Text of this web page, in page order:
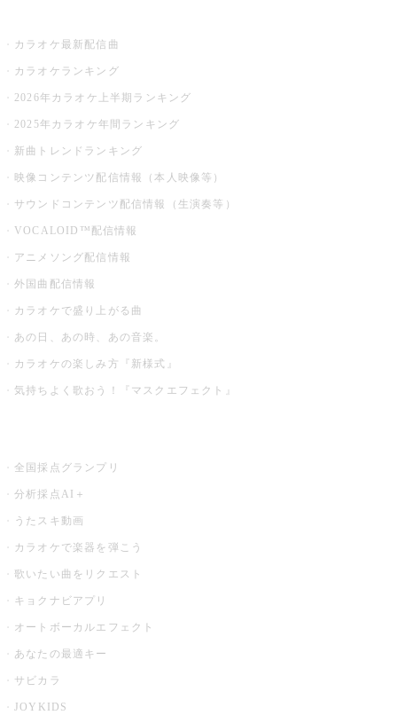
カラオケ最新配信曲
カラオケランキング
2026年カラオケ上半期ランキング
2025年カラオケ年間ランキング
新曲トレンドランキング
映像コンテンツ配信情報（本人映像等）
サウンドコンテンツ配信情報（生演奏等）
VOCALOID™配信情報
アニメソング配信情報
外国曲配信情報
カラオケで盛り上がる曲
あの日、あの時、あの音楽。
カラオケの楽しみ方『新様式』
気持ちよく歌おう！『マスクエフェクト』
全国採点グランプリ
分析採点AI＋
うたスキ動画
カラオケで楽器を弾こう
歌いたい曲をリクエスト
キョクナビアプリ
オートボーカルエフェクト
あなたの最適キー
サビカラ
JOYKIDS